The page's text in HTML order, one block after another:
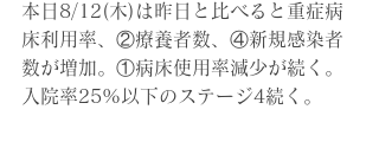
本日8/12(木)は昨日と比べると重症病
床利用率、②療養者数、④新規感染者
数が増加。①病床使用率減少が続く。
入院率25%以下のステージ4続く。